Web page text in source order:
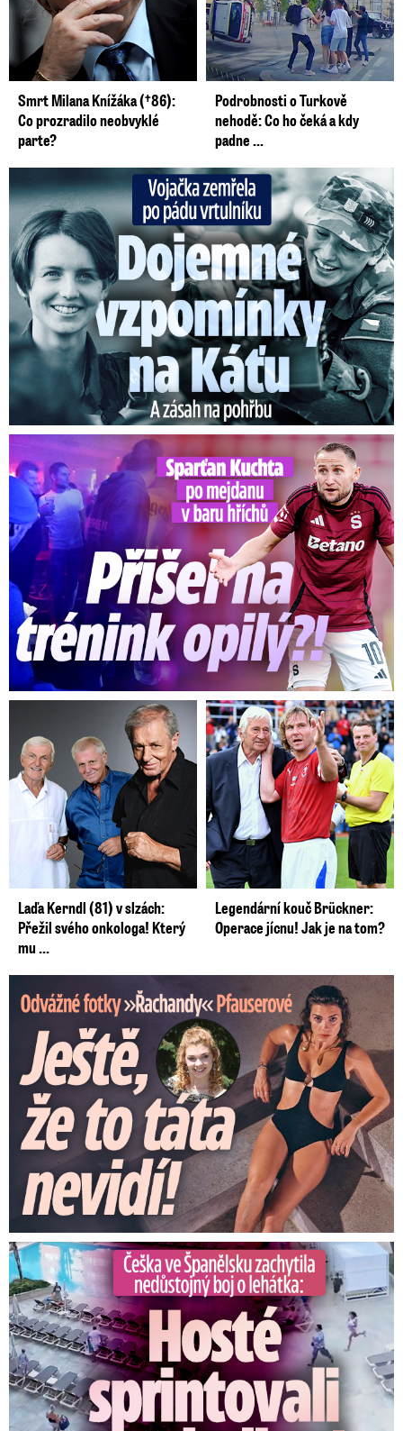
Smrt Milana Knížáka (†86):
Co prozradilo neobvyklé
parte?
Podrobnosti o Turkově
nehodě: Co ho čeká a kdy
padne ...
Vojačka zemřela po pádu vrtulníku: Dojemné vzpomínky na ...
Kuchta po mejdanu v baru hříchů: Přišel na trénink opilý?!
Laďa Kerndl (81) v slzách:
Přežil svého onkologa! Který
mu ...
Legendární kouč Brückner:
Operace jícnu! Jak je na tom?
Odvážné fotky Denisy Pfauserové: Ještě, že to táta nevidí
Češka ve Španělsku natočila nedůstojný boj o lehátka